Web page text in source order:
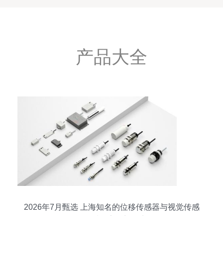
产品大全
2026年7月甄选 上海知名的位移传感器与视觉传感